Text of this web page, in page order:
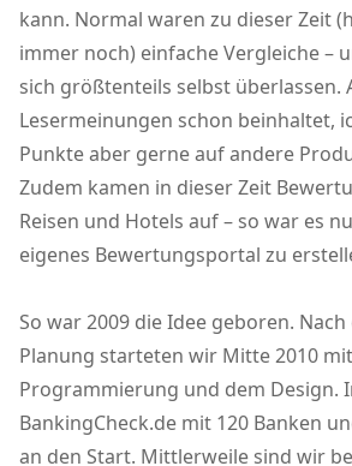
kann. Normal waren zu dieser Zeit
immer noch) einfache Vergleiche –
sich größtenteils selbst überlassen.
Lesermeinungen schon beinhaltet,
Punkte aber gerne auf andere
Zudem kamen in dieser Zeit
Reisen und Hotels auf – so war es
eigenes Bewertungsportal zu
So war 2009 die Idee geboren.
Planung starteten wir Mitte 2010
Programmierung und dem Design.
BankingCheck.de mit 120 Banken
an den Start. Mittlerweile sind wir